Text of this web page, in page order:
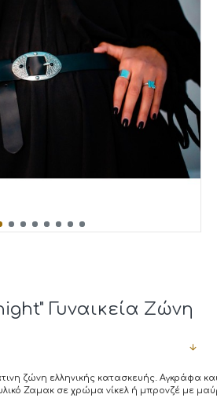
Γυναικεία Ζώνη
ζώνη ελληνικής κατασκευής. Αγκράφα
Ζαμακ σε χρώμα νίκελ ή μπρονζέ με